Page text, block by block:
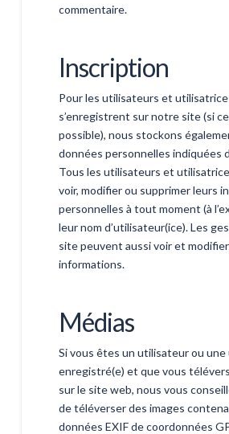
commentaire.
Inscription
Pour les utilisateurs et
s’enregistrent sur notre site (si
possible), nous stockons
données personnelles indiquées
Tous les utilisateurs et
voir, modifier ou supprimer leurs
personnelles à tout moment (à
leur nom d’utilisateur(ice). Les
site peuvent aussi voir et
informations.
Médias
Si vous êtes un utilisateur ou
enregistré(e) et que vous
sur le site web, nous vous
de téléverser des images
données EXIF de coordonnées